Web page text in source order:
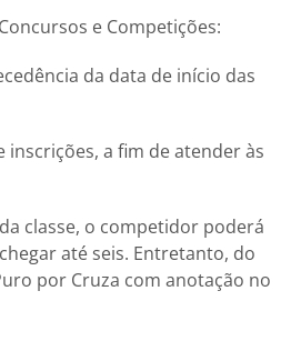
e Competições:
da data de início das
a fim de atender às
classe, o competidor poderá
até seis. Entretanto, do
por Cruza com anotação no